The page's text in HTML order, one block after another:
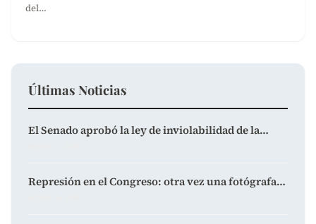
del…
Últimas Noticias
El Senado aprobó la ley de inviolabilidad de la…
Represión en el Congreso: otra vez una fotógrafa…